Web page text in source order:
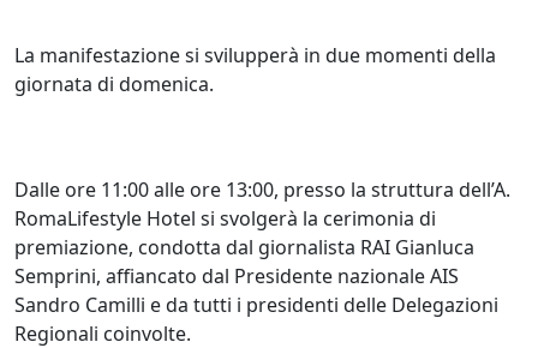
La manifestazione si svilupperà in due momenti della
giornata di domenica.
Dalle ore 11:00 alle ore 13:00, presso la struttura dell’A.
RomaLifestyle Hotel si svolgerà la cerimonia di
premiazione, condotta dal giornalista RAI Gianluca
Semprini, affiancato dal Presidente nazionale AIS
Sandro Camilli e da tutti i presidenti delle Delegazioni
Regionali coinvolte.